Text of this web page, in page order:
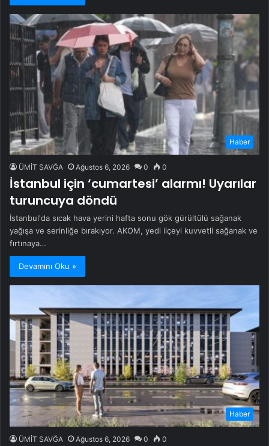
Haber
ÜMİT SAVĞA Ağustos 6, 2026 0 0
İstanbul için ‘cumartesi’ alarmı! Uyarılar
turuncuya döndü
İstanbul'da sıcak hava yerini hafta sonu gök gürültülü sağanak
yağışa ve serinliğe bırakıyor. AKOM, yedi ilçeyi kuvvetli sağanak ve
fırtınaya…
Devamını Oku »
Haber
ÜMİT SAVĞA Ağustos 6, 2026 0 0